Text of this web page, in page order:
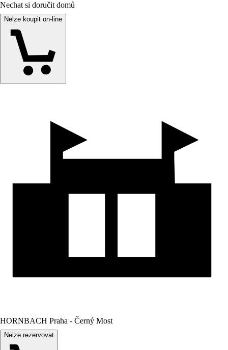
Nechat si doručit domů
Nelze koupit on-line
HORNBACH Praha - Černý Most
Nelze rezervovat